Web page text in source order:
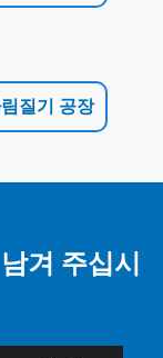
질기 공장
겨 주십시